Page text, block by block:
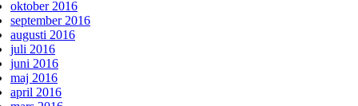
oktober 2016
september 2016
augusti 2016
juli 2016
juni 2016
maj 2016
april 2016